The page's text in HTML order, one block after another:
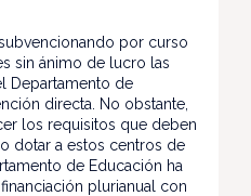
por curso
sin ánimo de lucro las
Departamento de
directa. No obstante,
los requisitos que deben
dotar a estos centros de
de Educación ha
plurianual con